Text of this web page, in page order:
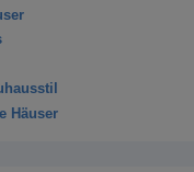
Häuser